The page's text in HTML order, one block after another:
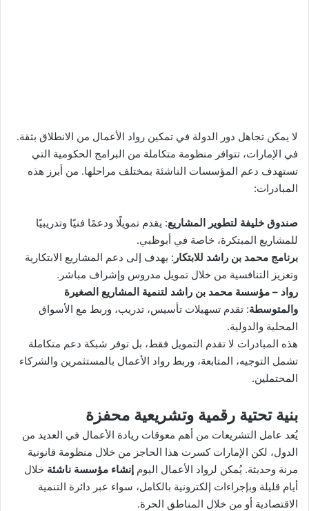
لا يمكن تجاهل دور الدولة في تمكين رواد الأعمال من الانطلاق بثقة.
في الإمارات، تتوافر منظومة متكاملة من البرامج الحكومية التي
تستهدف دعم المؤسسات الناشئة بمختلف مراحلها. من أبرز هذه
المبادرات:
صندوق خليفة لتطوير المشاريع: يقدم تمويلًا ودعمًا فنيًا وتدريبيًا
للمشاريع المبتكرة، خاصة في أبوظبي.
برنامج محمد بن راشد للابتكار : يهدف إلى دعم المشاريع الابتكارية
وتعزيز التنافسية من خلال تمويل مدروس وإشراف مباشر.
رواد – مؤسسة محمد بن راشد لتنمية المشاريع الصغيرة
والمتوسطة: تقدم تسهيلات تأسيس، تدريب، وربط مع الأسواق
المحلية والدولية.
هذه المبادرات لا تقدم التمويل فقط، بل توفر شبكة دعم متكاملة
تشمل التوجيه، المتابعة، وربط رواد الأعمال بالمستثمرين والشركاء
المحتملين.
بنية تحتية رقمية وتشريعية محفزة
يُعد عامل التشريعات من أهم معوقات ريادة الأعمال في العديد من
الدول، لكن الإمارات كسرت هذا الحاجز من خلال منظومة قانونية
مرنة وحديثة. يُمكن لرواد الأعمال اليوم إنشاء مؤسسة ناشئة خلال
أيام قليلة وبإجراءات إلكترونية بالكامل، سواء عبر دائرة التنمية
الاقتصادية أو من خلال المناطق الحرة.